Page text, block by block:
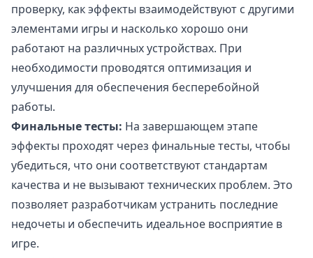
проверку, как эффекты взаимодействуют с другими
элементами игры и насколько хорошо они
работают на различных устройствах. При
необходимости проводятся оптимизация и
улучшения для обеспечения бесперебойной
работы.
Финальные тесты: На завершающем этапе
эффекты проходят через финальные тесты, чтобы
убедиться, что они соответствуют стандартам
качества и не вызывают технических проблем. Это
позволяет разработчикам устранить последние
недочеты и обеспечить идеальное восприятие в
игре.